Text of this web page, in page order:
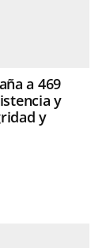
a 469
y
y